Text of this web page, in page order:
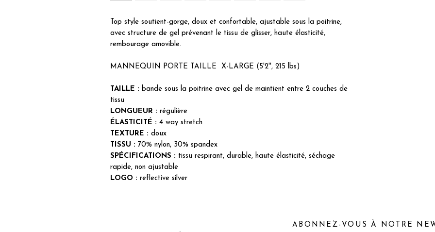
Top style soutient-gorge, doux et confortable, ajustable sous la poitrine,
avec structure de gel prévenant le tissu de glisser, haute élasticité,
rembourage amovible.
MANNEQUIN PORTE TAILLE X-LARGE (5'2'', 215 lbs)
TAILLE : bande sous la poitrine avec gel de maintient entre 2 couches de
tissu
LONGUEUR : régulière
ÉLASTICITÉ : 4 way stretch
TEXTURE : doux
TISSU : 70% nylon, 30% spandex
SPÉCIFICATIONS : tissu respirant, durable, haute élasticité, séchage
rapide, non ajustable
LOGO : reflective silver
ABONNEZ-VOUS À NOTRE